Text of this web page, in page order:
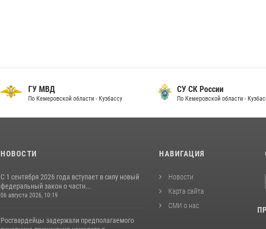
ГУ МВД
По Кемеровской области - Кузбассу
СУ СК России
По Кемеровской области -
НОВОСТИ
С 1 сентября 2026 года вступает в силу новый
федеральный закон о частн...
06 августа 2026, 10:19
Росгвардейцы задержали предполагаемого
НАВИГАЦИЯ
Новости
Карта сайта
СМИ о нас